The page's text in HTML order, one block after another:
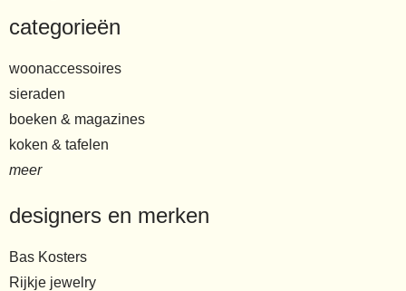
categorieën
woonaccessoires
sieraden
boeken & magazines
koken & tafelen
meer
designers en merken
Bas Kosters
Rijkje jewelry